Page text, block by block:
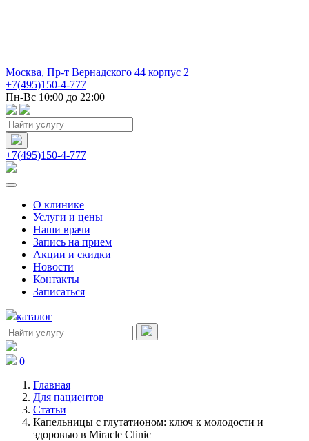
Москва, Пр-т Вернадского 44 корпус 2
+7(495)150-4-777
Пн-Вс 10:00 до 22:00
+7(495)150-4-777
О клинике
Услуги и цены
Наши врачи
Запись на прием
Акции и скидки
Новости
Контакты
Записаться
каталог
0
Главная
Для пациентов
Статьи
Капельницы с глутатионом: ключ к молодости и
здоровью в Miracle Clinic